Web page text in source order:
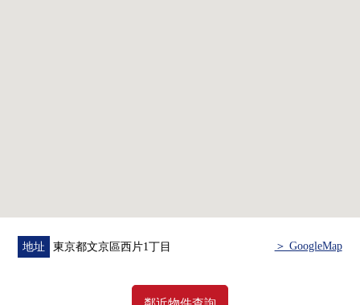
地址 東京都文京區西片1丁目 ＞ GoogleMap